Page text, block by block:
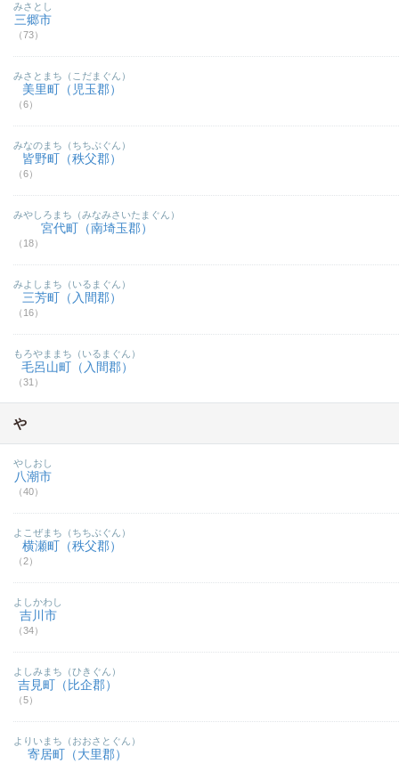
三郷市
（73）
みさとし
美里町（児玉郡）
（6）
みさとまち（こだまぐん）
皆野町（秩父郡）
（6）
みなのまち（ちちぶぐん）
宮代町（南埼玉郡）
（18）
みやしろまち（みなみさいたまぐん）
三芳町（入間郡）
（16）
みよしまち（いるまぐん）
毛呂山町（入間郡）
（31）
もろやままち（いるまぐん）
や
八潮市
（40）
やしおし
横瀬町（秩父郡）
（2）
よこぜまち（ちちぶぐん）
吉川市
（34）
よしかわし
吉見町（比企郡）
（5）
よしみまち（ひきぐん）
寄居町（大里郡）
よりいまち（おおさとぐん）